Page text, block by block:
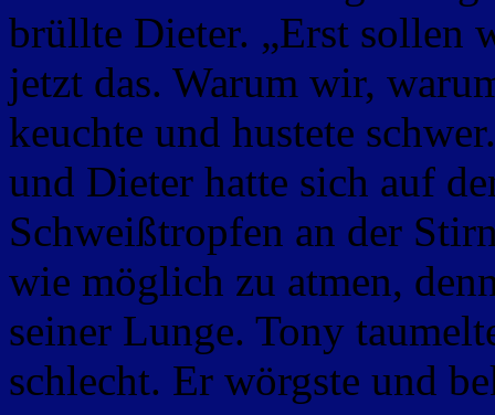
brüllte Dieter. „Erst sollen
jetzt das. Warum wir,
keuchte und hustete
und Dieter hatte sich auf
Schweißtropfen an der
wie möglich zu atmen,
seiner Lunge. Tony
schlecht. Er wörgste und